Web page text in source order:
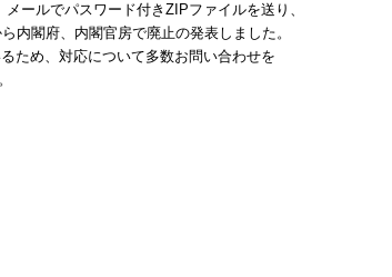
ールでパスワード付きZIPファイルを送り、
内閣府、内閣官房で廃止の発表しました。
ため、対応について多数お問い合わせを